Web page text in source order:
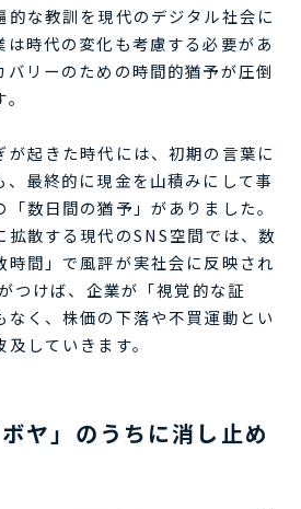
的な教訓を現代のデジタル社会に
は時代の変化も考慮する必要があ
バリーのための時間的猶予が圧倒
が起きた時代には、初期の言葉に
、最終的に現金を山積みにして事
数日間の猶予」がありました。
拡散する現代のSNS空間では、数
時間」で風評が実社会に反映され
つけば、企業が「視覚的な証
なく、株価の下落や不買運動とい
していきます。
ヤ」のうちに消し止め